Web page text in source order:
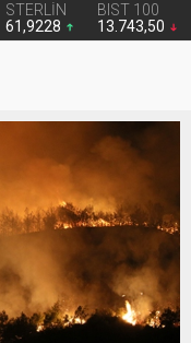
STERLİN
61,9228
BIST 100
13.743,50